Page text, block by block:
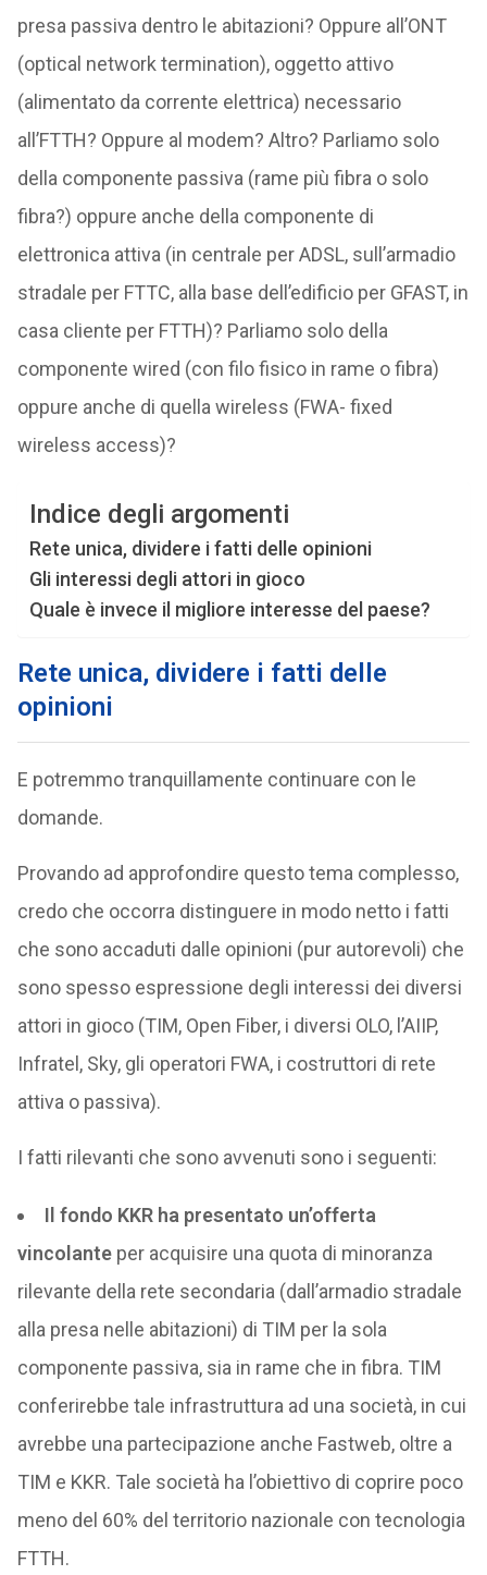
presa passiva dentro le abitazioni? Oppure all’ONT
(optical network termination), oggetto attivo
(alimentato da corrente elettrica) necessario
all’FTTH? Oppure al modem? Altro? Parliamo solo
della componente passiva (rame più fibra o solo
fibra?) oppure anche della componente di
elettronica attiva (in centrale per ADSL, sull’armadio
stradale per FTTC, alla base dell’edificio per GFAST, in
casa cliente per FTTH)? Parliamo solo della
componente wired (con filo fisico in rame o fibra)
oppure anche di quella wireless (FWA- fixed
wireless access)?
Indice degli argomenti
Rete unica, dividere i fatti delle opinioni
Gli interessi degli attori in gioco
Quale è invece il migliore interesse del paese?
Rete unica, dividere i fatti delle
opinioni
E potremmo tranquillamente continuare con le
domande.
Provando ad approfondire questo tema complesso,
credo che occorra distinguere in modo netto i fatti
che sono accaduti dalle opinioni (pur autorevoli) che
sono spesso espressione degli interessi dei diversi
attori in gioco (TIM, Open Fiber, i diversi OLO, l’AIIP,
Infratel, Sky, gli operatori FWA, i costruttori di rete
attiva o passiva).
I fatti rilevanti che sono avvenuti sono i seguenti:
Il fondo KKR ha presentato un’offerta
vincolanteper acquisire una quota di minoranza
rilevante della rete secondaria (dall’armadio stradale
alla presa nelle abitazioni) di TIM per la sola
componente passiva, sia in rame che in fibra. TIM
conferirebbe tale infrastruttura ad una società, in cui
avrebbe una partecipazione anche Fastweb, oltre a
TIM e KKR. Tale società ha l’obiettivo di coprire poco
meno del 60% del territorio nazionale con tecnologia
FTTH.